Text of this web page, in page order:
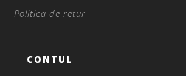
Politica de retur
CONTUL